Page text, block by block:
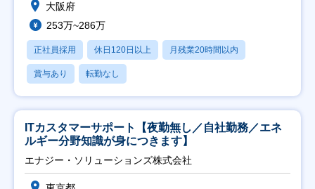
大阪府
253万~286万
正社員採用 休日120日以上 月残業20時間以内
賞与あり 転勤なし
ITカスタマーサポート【夜勤無し／自社勤務／エネ
ルギー分野知識が身につきます】
エナジー・ソリューションズ株式会社